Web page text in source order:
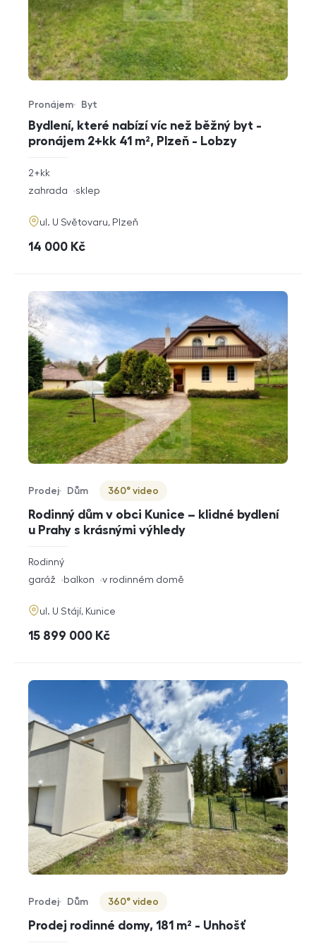
Bydlení, které nabízí víc než běžný byt -
pronájem 2+kk 41 m², Plzeň - Lobzy
Typ nabídky
Pronájem
Typ nemovitosti
Byt
rozměry
2+kk
funkce
zahrada sklep
adresa
ul. U Světovaru, Plzeň
cena
14 000 Kč
Rodinný dům v obci Kunice – klidné bydlení
u Prahy s krásnými výhledy
Typ nabídky
Prodej
Typ nemovitosti
Dům
Virtuální prohlídka
360° video
rozměry
dispozice
Rodinný
funkce
garáž balkon v rodinném domě
adresa
ul. U Stájí, Kunice
cena
15 899 000 Kč
Prodej rodinné domy, 181 m² - Unhošť
Typ nabídky
Prodej
Typ nemovitosti
Dům
Virtuální prohlídka
360° video